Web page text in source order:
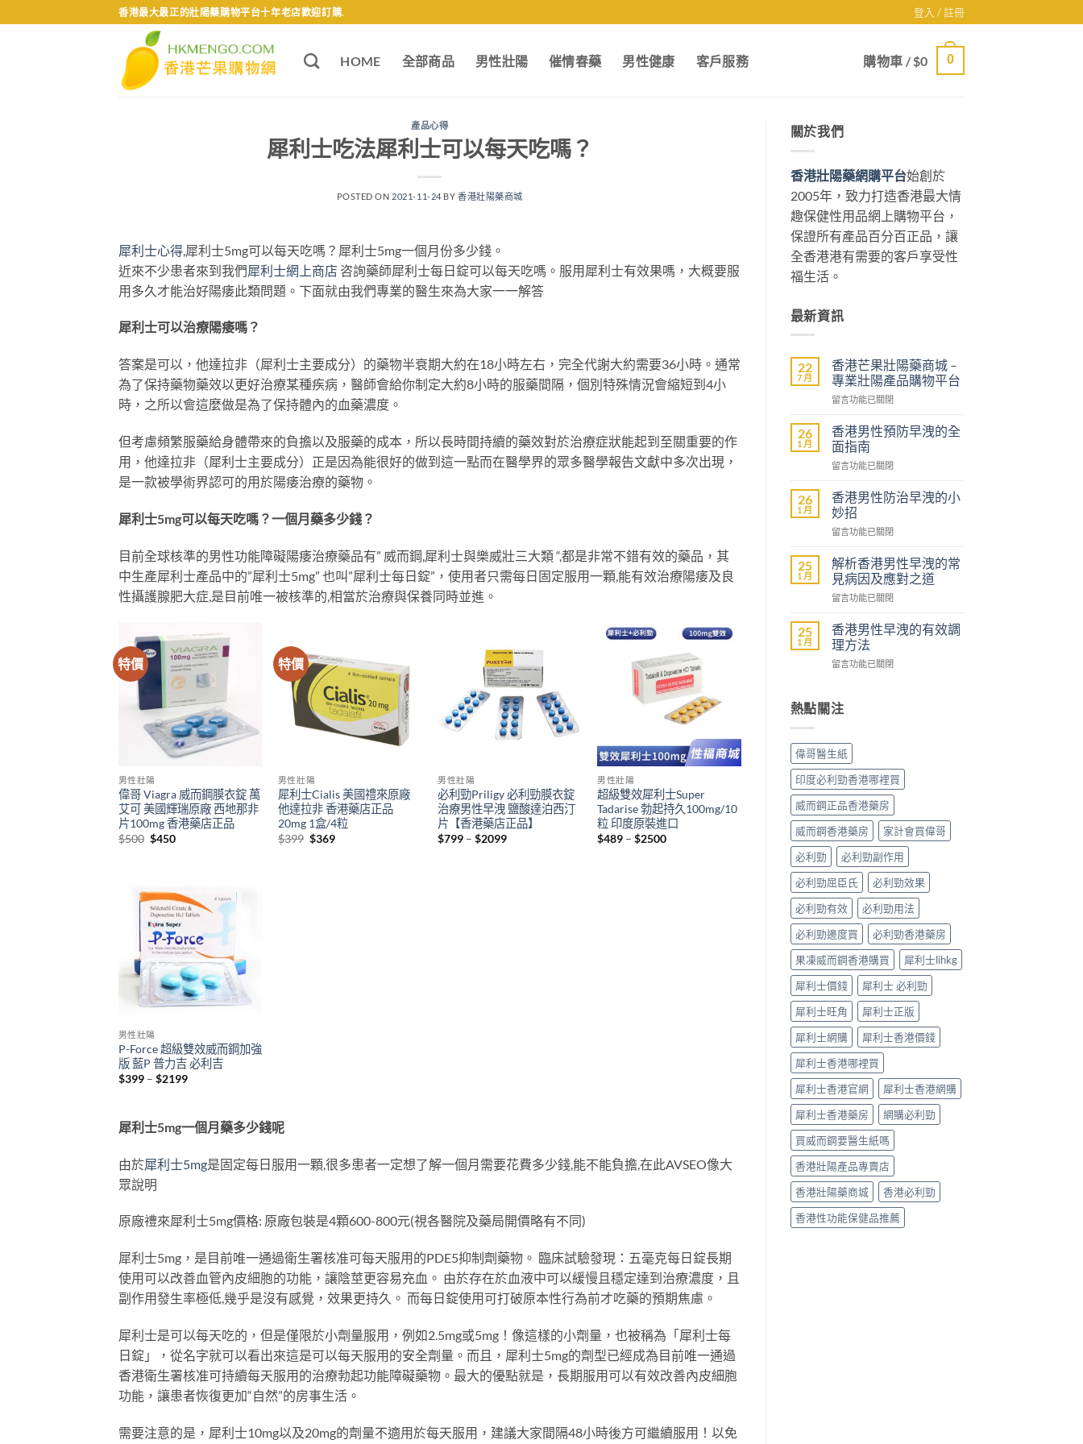
to
香港最大最正的壯陽藥購物平台十年老店歡迎訂購. 登入 / 註冊
HOME 全部商品 男性壯陽 催情春藥 男性健康 客戶服務 購物車 /$0 0
產品心得
犀利士吃法犀利士可以每天吃嗎？
POSTED ON 2021-11-24 BY香港壯陽藥商城
犀利士心得 ,犀利士5mg可以每天吃嗎？犀利士5mg一個月份多少錢。
近來不少患者來到我們犀利士網上商店 咨詢藥師犀利士每日錠可以每天吃嗎。服用犀利士有效果嗎，大概要服
用多久才能治好陽痿此類問題。下面就由我們專業的醫生來為大家一一解答
犀利士可以治療陽痿嗎？
答案是可以，他達拉非（犀利士主要成分）的藥物半衰期大約在18小時左右，完全代謝大約需要36小時。通常
為了保持藥物藥效以更好治療某種疾病，醫師會給你制定大約8小時的服藥間隔，個別特殊情況會縮短到4小
時，之所以會這麼做是為了保持體內的血藥濃度。
但考慮頻繁服藥給身體帶來的負擔以及服藥的成本，所以長時間持續的藥效對於治療症狀能起到至關重要的作
用，他達拉非（犀利士主要成分）正是因為能很好的做到這一點而在醫學界的眾多醫學報告文獻中多次出現，
是一款被學術界認可的用於陽痿治療的藥物。
犀利士5mg可以每天吃嗎？一個月藥多少錢？
目前全球核準的男性功能障礙陽痿治療藥品有” 威而鋼,犀利士與樂威壯三大類 “,都是非常不錯有效的藥品，其
中生產犀利士產品中的”犀利士5mg” 也叫”犀利士每日錠”，使用者只需每日固定服用一顆,能有效治療陽痿及良
性攝護腺肥大症,是目前唯一被核準的,相當於治療與保養同時並進。
特價
男性壯陽
偉哥 Viagra 威而鋼膜衣錠 萬
艾可 美國輝瑞原廠 西地那非
片100mg 香港藥店正品
$500 Original
$450Current
特價
男性壯陽
犀利士Cialis 美國禮來原廠
他達拉非 香港藥店正品
20mg 1盒/4粒
$399 Original
$369Current
男性壯陽
必利勁Priligy 必利勁膜衣錠
治療男性早洩 鹽酸達泊西汀
片【香港藥店正品】
$799 – $2099Price
男性壯陽
超級雙效犀利士Super
Tadarise 勃起持久100mg/10
粒 印度原裝進口
$489 – $2500Price
男性壯陽
P-Force 超級雙效威而鋼加強
版 藍P 普力吉 必利吉
$399 – $2199Price
$2199
犀利士5mg一個月藥多少錢呢
由於犀利士5mg是固定每日服用一顆,很多患者一定想了解一個月需要花費多少錢,能不能負擔,在此AVSEO像大
眾說明
原廠禮來犀利士5mg價格: 原廠包裝是4顆600-800元(視各醫院及藥局開價略有不同)
犀利士5mg，是目前唯一通過衛生署核准可每天服用的PDE5抑制劑藥物。 臨床試驗發現：五毫克每日錠長期
使用可以改善血管內皮細胞的功能，讓陰莖更容易充血。 由於存在於血液中可以緩慢且穩定達到治療濃度，且
副作用發生率極低,幾乎是沒有感覺，效果更持久。 而每日錠使用可打破原本性行為前才吃藥的預期焦慮。
犀利士是可以每天吃的，但是僅限於小劑量服用，例如2.5mg或5mg！像這樣的小劑量，也被稱為「犀利士每
日錠」，從名字就可以看出來這是可以每天服用的安全劑量。而且，犀利士5mg的劑型已經成為目前唯一通過
香港衛生署核准可持續每天服用的治療勃起功能障礙藥物。最大的優點就是，長期服用可以有效改善內皮細胞
功能，讓患者恢復更加“自然”的房事生活。
需要注意的是，犀利士10mg以及20mg的劑量不適用於每天服用，建議大家間隔48小時後方可繼續服用！以免
關於我們
香港壯陽藥網購平台始創於
2005年，致力打造香港最大情
趣保健性用品網上購物平台，
保證所有產品百分百正品，讓
全香港港有需要的客戶享受性
福生活。
最新資訊
22
7 月
香港芒果壯陽藥商城 –
專業壯陽產品購物平台
在
港
芒
果
壯
藥
商
城
–
業
壯
產
購
物
平
留言功能已關閉
26
1 月
香港男性預防早洩的全
面指南
在
港
男
性
預
早
洩
的
全
指
南〉
留言功能已關閉
26
1 月
香港男性防治早洩的小
妙招
在
港
男
性
防
早
洩
小
中
留言功能已關閉
25
1 月
解析香港男性早洩的常
見病因及應對之道
在
析
香
港
男
洩
見
病
因
及
應
對
之
道〉
留言功能已關閉
25
1 月
香港男性早洩的有效調
理方法
在
男
性
洩
的
有
效
調
理
方
法〉
留言功能已關閉
熱點關注
偉哥醫生紙
印度必利勁香港哪裡買
威而鋼正品香港藥房
威而鋼香港藥房
家計會買偉哥
必利勁
必利勁副作用
必利勁屈臣氏
必利勁效果
必利勁有效
必利勁用法
必利勁邊度買
必利勁香港藥房
果凍威而鋼香港購買
犀利士lihkg
犀利士價錢
犀利士 必利勁
犀利士旺角
犀利士正版
犀利士網購
犀利士香港價錢
犀利士香港哪裡買
犀利士香港官網
犀利士香港網購
犀利士香港藥房
網購必利勁
買威而鋼要醫生紙嗎
香港壯陽產品專賣店
香港壯陽藥商城
香港必利勁
香港性功能保健品推薦